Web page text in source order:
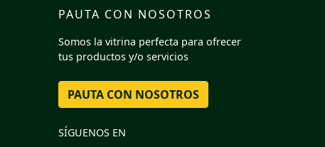
PAUTA CON NOSOTROS
Somos la vitrina perfecta para ofrecer
tus productos y/o servicios
PAUTA CON NOSOTROS
SÍGUENOS EN